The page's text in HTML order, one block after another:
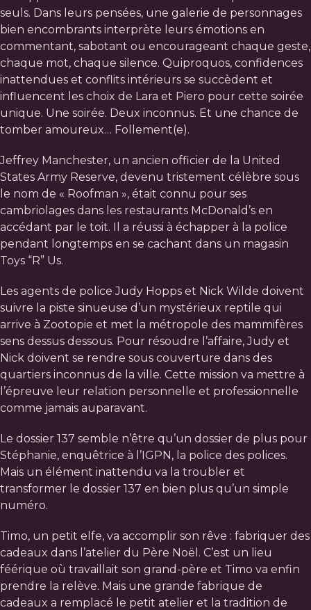
seuls. Dans leurs pensées, une galerie de personnages
bien encombrants interprète leurs émotions en
commentant, sabotant ou encourageant chaque geste,
chaque mot, chaque silence. Quiproquos, confidences
inattendues et conflits intérieurs se succèdent et
influencent les choix de Lara et Piero pour cette soirée
unique. Une soirée. Deux inconnus. Et une chance de
tomber amoureux… Follement(e).
Jeffrey Manchester, un ancien officier de la United
States Army Reserve, devenu tristement célèbre sous
le nom de « Roofman », était connu pour ses
cambriolages dans les restaurants McDonald’s en
accédant par le toit. Il a réussi à échapper à la police
pendant longtemps en se cachant dans un magasin
Toys “R” Us.
Les agents de police Judy Hopps et Nick Wilde doivent
suivre la piste sinueuse d’un mystérieux reptile qui
arrive à Zootopie et met la métropole des mammifères
sens dessus dessous. Pour résoudre l’affaire, Judy et
Nick doivent se rendre sous couverture dans des
quartiers inconnus de la ville. Cette mission va mettre à
l’épreuve leur relation personnelle et professionnelle
comme jamais auparavant.
Le dossier 137 semble n’être qu’un dossier de plus pour
Stéphanie, enquêtrice à l’IGPN, la police des polices.
Mais un élément inattendu va la troubler et
transformer le dossier 137 en bien plus qu’un simple
numéro.
Timo, un petit elfe, va accomplir son rêve : fabriquer des
cadeaux dans l’atelier du Père Noël. C’est un lieu
féérique où travaillait son grand-père et Timo va enfin
prendre la relève. Mais une grande fabrique de
cadeaux a remplacé le petit atelier et la tradition de